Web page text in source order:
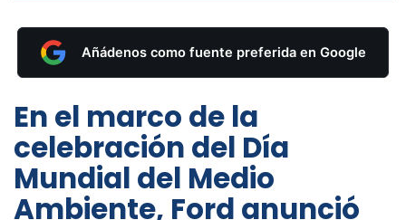
Añádenos como fuente preferida en Google
En el marco de la
celebración del Día
Mundial del Medio
Ambiente, Ford anunció